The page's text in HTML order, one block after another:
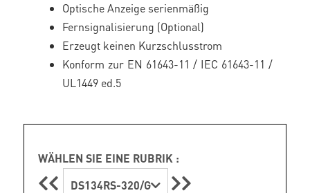
Optische Anzeige serienmäßig
Fernsignalisierung (Optional)
Erzeugt keinen Kurzschlusstrom
Konform zur EN 61643-11 / IEC 61643-11 /
UL1449 ed.5
WÄHLEN SIE EINE RUBRIK :
DS134RS-320/G